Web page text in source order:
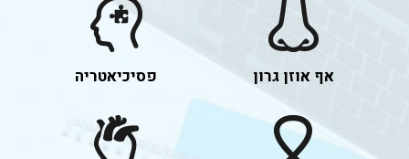
פסיכיאטריה אף אוזן גרון